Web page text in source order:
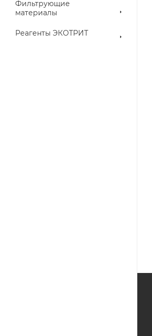
Фильтрующие
материалы
Реагенты ЭКОТРИТ